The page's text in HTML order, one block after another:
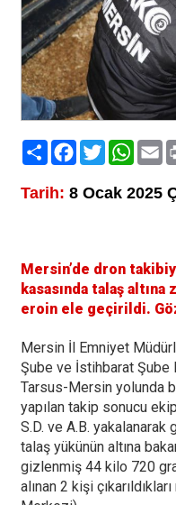
PaylaşFacebook
Twitter
Tarih: 8 Ocak 2025
Mersin’de dron
kasasında talaş
eroin ele geçirildi.
Mersin İl Emniyet
Şube ve İstihbarat
Tarsus-Mersin yolunda
yapılan takip sonucu
S.D. ve A.B. yakalanarak
talaş yükünün altına
gizlenmiş 44 kilo 720
alınan 2 kişi